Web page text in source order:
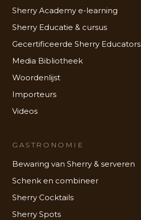
Sherry Academy e-learning
Sherry Educatie & cursus
Gecertificeerde Sherry Educators
Media Bibliotheek
Woordenlijst
Importeurs
Videos
GASTRONOMIE
Bewaring van Sherry & serveren
Schenk en combineer
Sherry Cocktails
Sherry Spots